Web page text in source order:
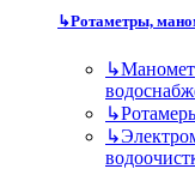
↳Ротаметры,
↳
↳
↳